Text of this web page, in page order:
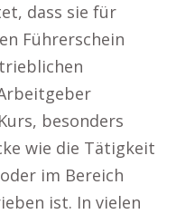
dass sie für
Führerschein
besonders
wie die Tätigkeit
im Bereich
ist. In vielen